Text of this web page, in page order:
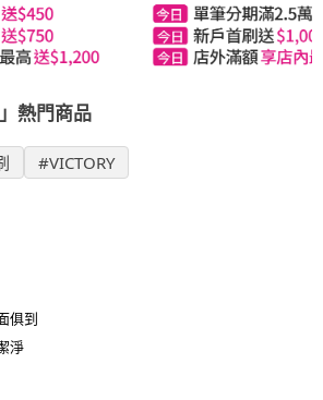
熱門商品
#VICTORY
俱到
淨